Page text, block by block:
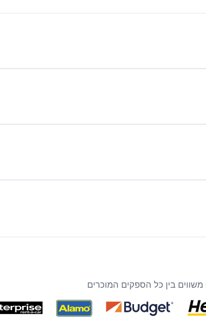
משווים בין כל הספקים המוכרים